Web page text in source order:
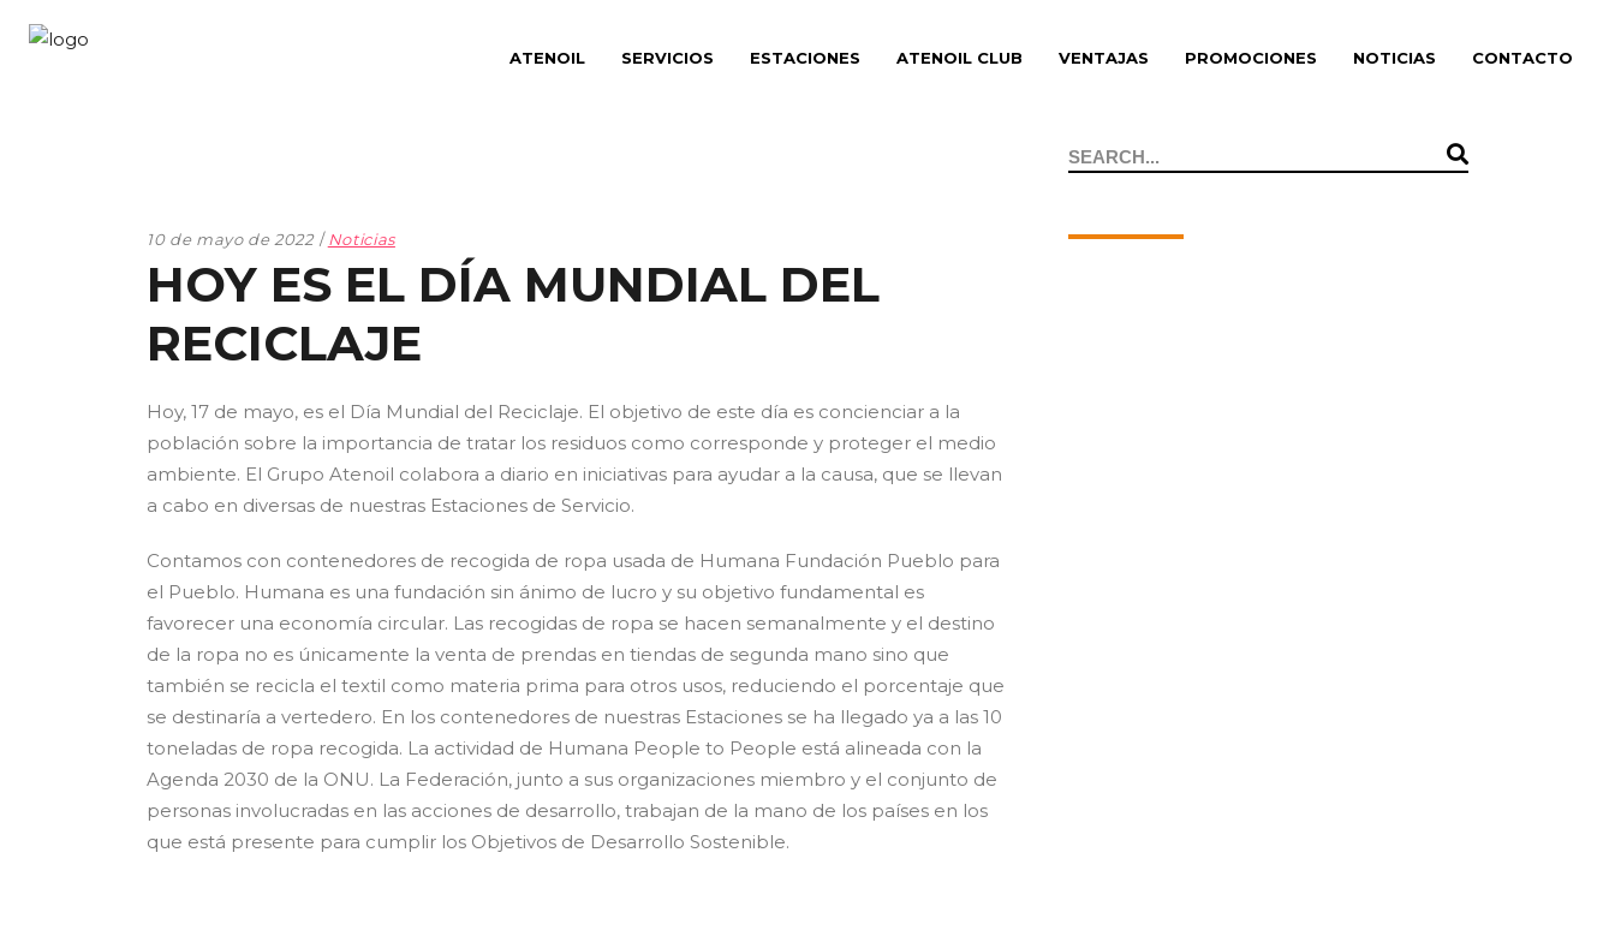
ATENOIL SERVICIOS ESTACIONES ATENOIL CLUB VENTAJAS PROMOCIONES NOTICIAS CONTACTO
10 de mayo de 2022 Noticias
HOY ES EL DÍA MUNDIAL DEL
RECICLAJE
Hoy, 17 de mayo, es el Día Mundial del Reciclaje. El objetivo de este día es concienciar a la
población sobre la importancia de tratar los residuos como corresponde y proteger el medio
ambiente. El Grupo Atenoil colabora a diario en iniciativas para ayudar a la causa, que se llevan
a cabo en diversas de nuestras Estaciones de Servicio.
Contamos con contenedores de recogida de ropa usada de Humana Fundación Pueblo para
el Pueblo. Humana es una fundación sin ánimo de lucro y su objetivo fundamental es
favorecer una economía circular. Las recogidas de ropa se hacen semanalmente y el destino
de la ropa no es únicamente la venta de prendas en tiendas de segunda mano sino que
también se recicla el textil como materia prima para otros usos, reduciendo el porcentaje que
se destinaría a vertedero. En los contenedores de nuestras Estaciones se ha llegado ya a las 10
toneladas de ropa recogida. La actividad de Humana People to People está alineada con la
Agenda 2030 de la ONU. La Federación, junto a sus organizaciones miembro y el conjunto de
personas involucradas en las acciones de desarrollo, trabajan de la mano de los países en los
que está presente para cumplir los Objetivos de Desarrollo Sostenible.
Search